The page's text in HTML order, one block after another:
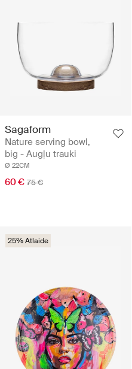
Sagaform
Nature serving bowl,
big - Augļu trauki
Ø 22CM
60 € 75 €
25% Atlaide